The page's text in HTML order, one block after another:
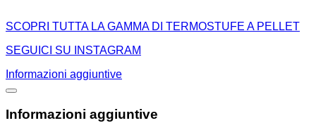
SCOPRI TUTTA LA GAMMA DI TERMOSTUFE A PELLET
SEGUICI SU INSTAGRAM
Informazioni aggiuntive
Informazioni aggiuntive